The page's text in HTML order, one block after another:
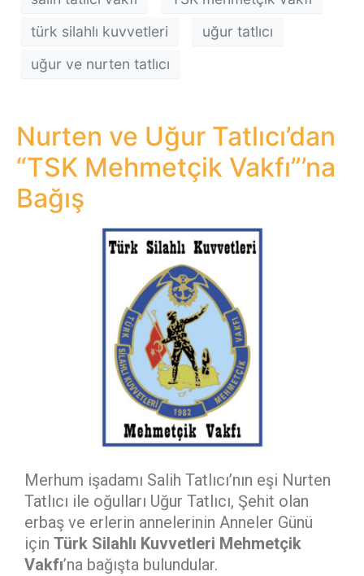
türk silahlı kuvvetleri
uğur tatlıcı
uğur ve nurten tatlıcı
Nurten ve Uğur Tatlıcı’dan
“TSK Mehmetçik Vakfı”’na
Bağış
Merhum işadamı Salih Tatlıcı’nın eşi Nurten
Tatlıcı ile oğulları Uğur Tatlıcı, Şehit olan
erbaş ve erlerin annelerinin Anneler Günü
için Türk Silahlı Kuvvetleri Mehmetçik
Vakfı’na bağışta bulundular.